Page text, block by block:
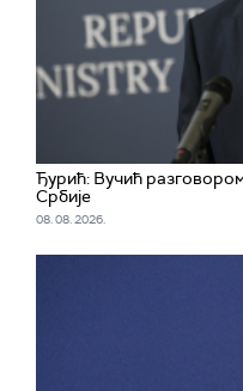
Ђурић: Вучић
Србије
08. 08. 2026.